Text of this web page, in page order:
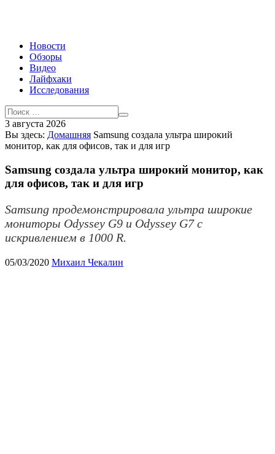
Новости
Обзоры
Видео
Лайфхаки
Исследования
3 августа 2026
Вы здесь: Домашняя Samsung создала ультра широкий
монитор, как для офисов, так и для игр
Samsung создала ультра широкий монитор, как
для офисов, так и для игр
Samsung продемонстрировала ультра широкие
мониторы Odyssey G9 и Odyssey G7 с
искривлением в 1000 R.
05/03/2020 Михаил Чекалин